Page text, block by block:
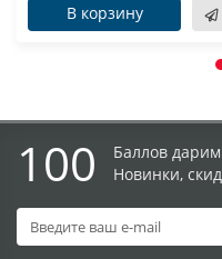
В корзину
100
Баллов
Новинки,